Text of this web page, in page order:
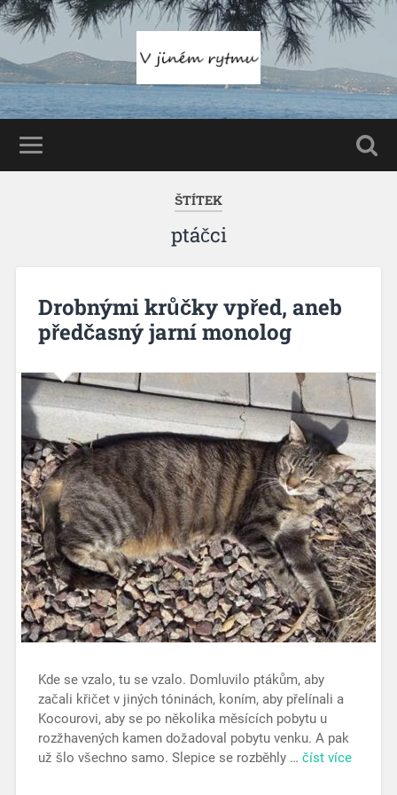
ŠTÍTEK
ptáčci
Drobnými krůčky vpřed, aneb
předčasný jarní monolog
Kde se vzalo, tu se vzalo. Domluvilo ptákům, aby
začali křičet v jiných tóninách, koním, aby přelínali a
Kocourovi, aby se po několika měsících pobytu u
rozžhavených kamen dožadoval pobytu venku. A pak
už šlo všechno samo. Slepice se rozběhly … číst více